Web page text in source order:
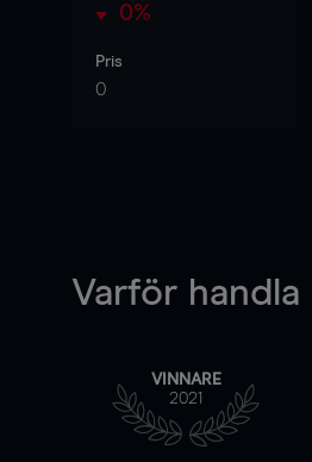
0%
Pris
0
Varför handla
VINNARE
2021